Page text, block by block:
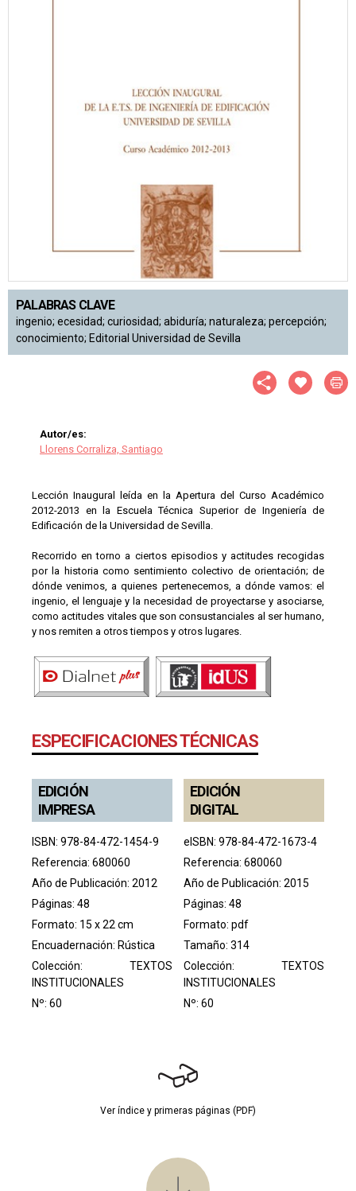
PALABRAS CLAVE
ingenio; ecesidad; curiosidad; abiduría; naturaleza; percepción;
conocimiento; Editorial Universidad de Sevilla
Autor/es:
Llorens Corraliza, Santiago
Lección Inaugural leída en la Apertura del Curso Académico
2012-2013 en la Escuela Técnica Superior de Ingeniería de
Edificación de la Universidad de Sevilla.
Recorrido en torno a ciertos episodios y actitudes recogidas
por la historia como sentimiento colectivo de orientación; de
dónde venimos, a quienes pertenecemos, a dónde vamos: el
ingenio, el lenguaje y la necesidad de proyectarse y asociarse,
como actitudes vitales que son consustanciales al ser humano,
y nos remiten a otros tiempos y otros lugares.
ESPECIFICACIONES TÉCNICAS
EDICIÓN
IMPRESA
ISBN: 978-84-472-1454-9
Referencia: 680060
Año de Publicación: 2012
Páginas: 48
Formato: 15 x 22 cm
Encuadernación: Rústica
Colección: TEXTOS
INSTITUCIONALES
Nº: 60
EDICIÓN
DIGITAL
eISBN: 978-84-472-1673-4
Referencia: 680060
Año de Publicación: 2015
Páginas: 48
Formato: pdf
Tamaño: 314
Colección: TEXTOS
INSTITUCIONALES
Nº: 60
Ver índice y primeras páginas (PDF)